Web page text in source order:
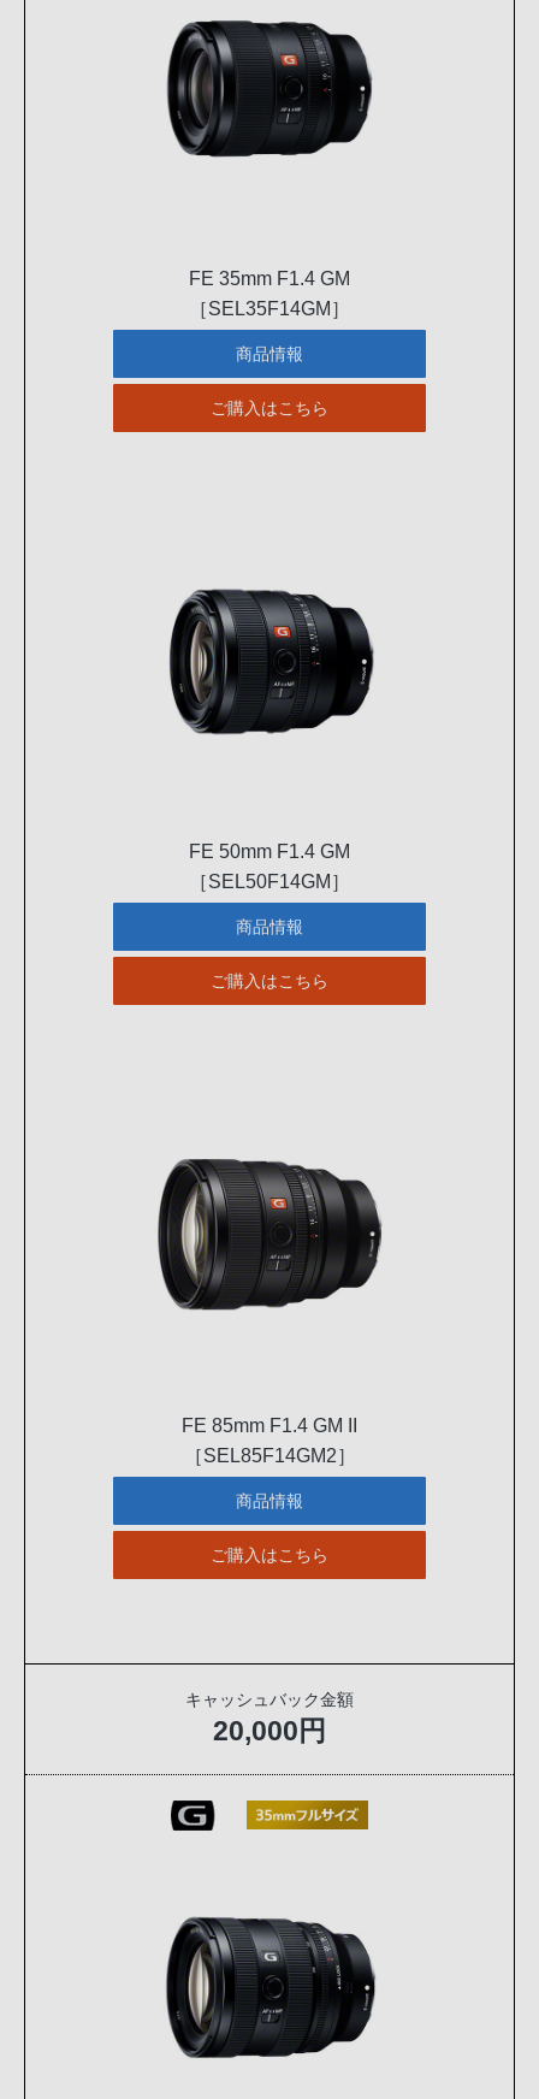
FE 35mm F1.4 GM
［SEL35F14GM］
商品情報
ご購入はこちら
FE 50mm F1.4 GM
［SEL50F14GM］
商品情報
ご購入はこちら
FE 85mm F1.4 GM II
［SEL85F14GM2］
商品情報
ご購入はこちら
キャッシュバック金額
20,000円